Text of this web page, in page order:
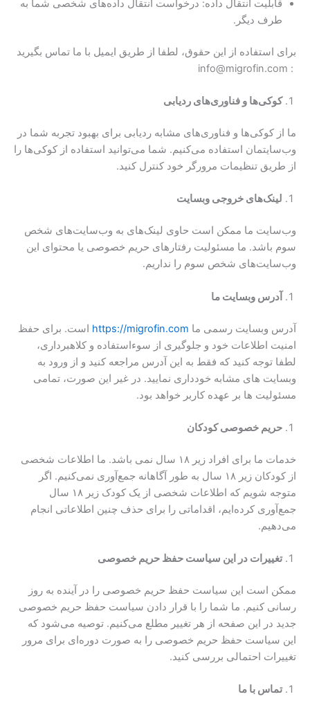
قابلیت انتقال داده: درخواست انتقال داده‌های شخصی شما به
طرف دیگر.
برای استفاده از این حقوق، لطفا از طریق ایمیل با ما تماس بگیرید
: info@migrofin.com
کوکی‌ها و فناوری‌های ردیابی
ما از کوکی‌ها و فناوری‌های مشابه ردیابی برای بهبود تجربه شما در
وب‌سایتمان استفاده می‌کنیم. شما می‌توانید استفاده از کوکی‌ها را
از طریق تنظیمات مرورگر خود کنترل کنید.
لینک‌های خروجی وبسایت
وب‌سایت ما ممکن است حاوی لینک‌های به وب‌سایت‌های شخص
سوم باشد. ما مسئولیت رفتارهای حریم خصوصی یا محتوای این
وب‌سایت‌های شخص سوم را نداریم.
آدرس وبسایت ما
آدرس وبسایت رسمی ما https://migrofin.com است. برای حفظ
امنیت اطلاعات خود و جلوگیری از سوءاستفاده و کلاهبرداری،
لطفا توجه کنید که فقط به این آدرس مراجعه کنید و از ورود به
وبسایت های مشابه خودداری نمایید. در غیر این صورت، تمامی
مسئولیت ها بر عهده کاربر خواهد بود.
حریم خصوصی کودکان
خدمات ما برای افراد زیر ۱۸ سال نمی باشد. ما اطلاعات شخصی
از کودکان زیر ۱۸ سال به طور آگاهانه جمع‌آوری نمی‌کنیم. اگر
متوجه شویم که اطلاعات شخصی از یک کودک زیر ۱۸ سال
جمع‌آوری کرده‌ایم، اقداماتی را برای حذف چنین اطلاعاتی انجام
می‌دهیم.
تغییرات در این سیاست حفظ حریم خصوصی
ممکن است این سیاست حفظ حریم خصوصی را در آینده به روز
رسانی کنیم. ما شما را با قرار دادن سیاست حفظ حریم خصوصی
جدید در این صفحه از هر تغییر مطلع می‌کنیم. توصیه می‌شود که
این سیاست حفظ حریم خصوصی را به صورت دوره‌ای برای مرور
تغییرات احتمالی بررسی کنید.
تماس با ما